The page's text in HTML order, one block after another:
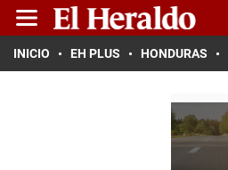
INICIO EH PLUS HONDURAS